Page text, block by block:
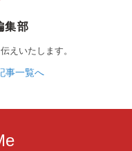
部
えいたします。
事一覧へ